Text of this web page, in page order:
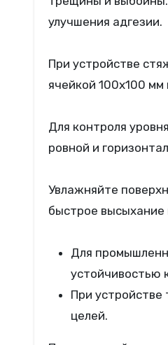
улучшения адгезии.
При устройстве
ячейкой 100х100
Для контроля
ровной и
Увлажняйте
быстрое
Для
устойчивостью
При устройстве
целей.